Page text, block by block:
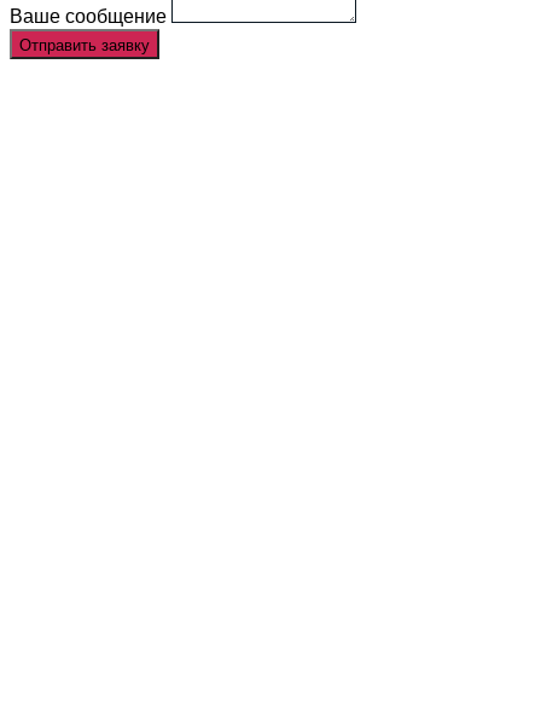
Ваше сообщение
Отправить заявку